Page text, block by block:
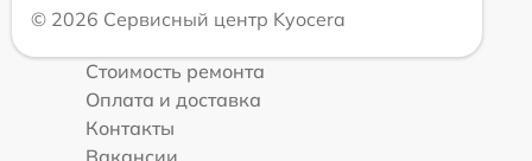
© 2026 Сервисный центр Kyocera
Стоимость ремонта
Оплата и доставка
Контакты